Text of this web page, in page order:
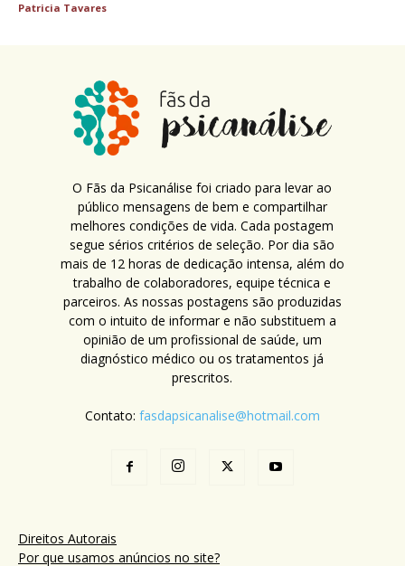
Patricia Tavares
O Fãs da Psicanálise foi criado para levar ao
público mensagens de bem e compartilhar
melhores condições de vida. Cada postagem
segue sérios critérios de seleção. Por dia são
mais de 12 horas de dedicação intensa, além do
trabalho de colaboradores, equipe técnica e
parceiros. As nossas postagens são produzidas
com o intuito de informar e não substituem a
opinião de um profissional de saúde, um
diagnóstico médico ou os tratamentos já
prescritos.
Contato: fasdapsicanalise@hotmail.com
Direitos Autorais
Por que usamos anúncios no site?